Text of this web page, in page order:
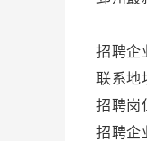
招聘企
联系地
招聘岗
招聘企